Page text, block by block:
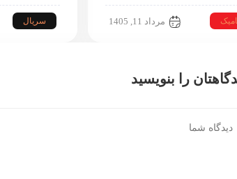
مرداد 11, 1405 سریال
را بنویسید